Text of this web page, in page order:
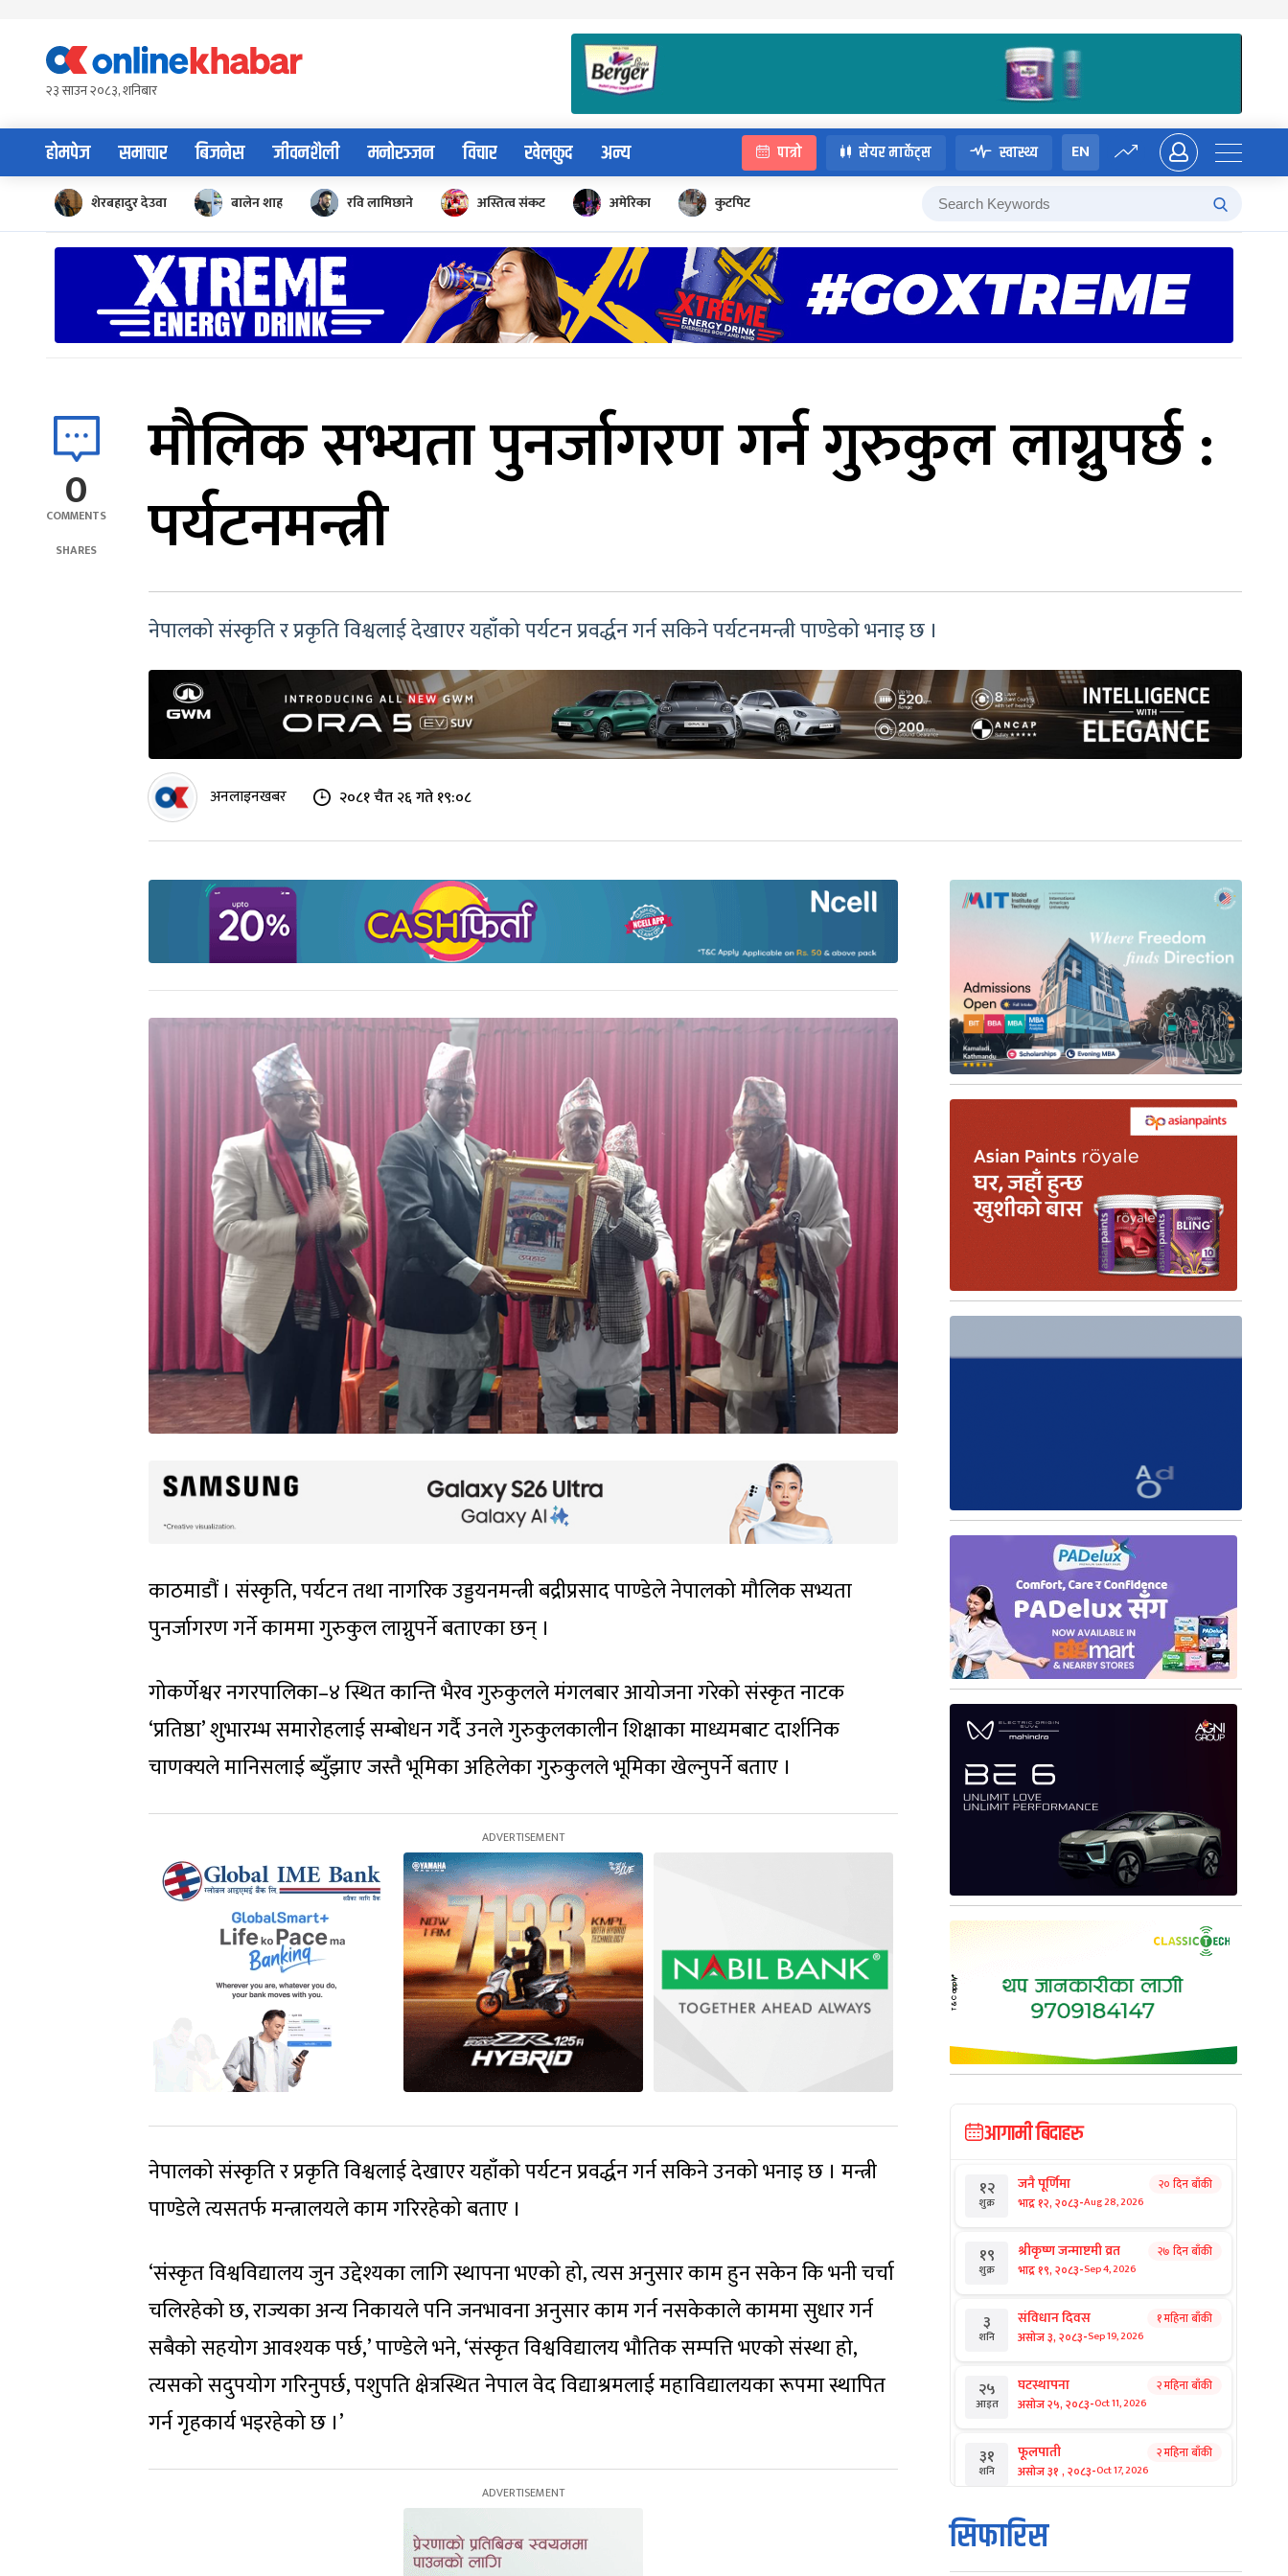
content२३ साउन २०८३, शनिबार
होमपेज समाचार बिजनेस जीवनशैली मनोरञ्जन विचार खेलकुद अन्य पात्रो सेयर मार्केट्स स्वास्थ्य EN
शेरबहादुर देउवा बालेन शाह रवि लामिछाने अस्तित्व संकट अमेरिका कुटपिट
0
COMMENTS
SHARES
मौलिक सभ्यता पुनर्जागरण गर्न गुरुकुल लाग्नुपर्छ :
पर्यटनमन्त्री
नेपालको संस्कृति र प्रकृति विश्वलाई देखाएर यहाँको पर्यटन प्रवर्द्धन गर्न सकिने पर्यटनमन्त्री पाण्डेको भनाइ छ ।
अनलाइनखबर २०८१ चैत २६ गते १९:०८
काठमाडौं । संस्कृति, पर्यटन तथा नागरिक उड्डयनमन्त्री बद्रीप्रसाद पाण्डेले नेपालको मौलिक सभ्यता
पुनर्जागरण गर्ने काममा गुरुकुल लाग्नुपर्ने बताएका छन् ।
गोकर्णेश्वर नगरपालिका–४ स्थित कान्ति भैरव गुरुकुलले मंगलबार आयोजना गरेको संस्कृत नाटक
‘प्रतिष्ठा’ शुभारम्भ समारोहलाई सम्बोधन गर्दै उनले गुरुकुलकालीन शिक्षाका माध्यमबाट दार्शनिक
चाणक्यले मानिसलाई ब्युँझाए जस्तै भूमिका अहिलेका गुरुकुलले भूमिका खेल्नुपर्ने बताए ।
नेपालको संस्कृति र प्रकृति विश्वलाई देखाएर यहाँको पर्यटन प्रवर्द्धन गर्न सकिने उनको भनाइ छ । मन्त्री
पाण्डेले त्यसतर्फ मन्त्रालयले काम गरिरहेको बताए ।
‘संस्कृत विश्वविद्यालय जुन उद्देश्यका लागि स्थापना भएको हो, त्यस अनुसार काम हुन सकेन कि भनी चर्चा
चलिरहेको छ, राज्यका अन्य निकायले पनि जनभावना अनुसार काम गर्न नसकेकाले काममा सुधार गर्न
सबैको सहयोग आवश्यक पर्छ,’ पाण्डेले भने, ‘संस्कृत विश्वविद्यालय भौतिक सम्पत्ति भएको संस्था हो,
त्यसको सदुपयोग गरिनुपर्छ, पशुपति क्षेत्रस्थित नेपाल वेद विद्याश्रमलाई महाविद्यालयका रूपमा स्थापित
गर्न गृहकार्य भइरहेको छ ।’
आगामी बिदाहरु
१२
शुक्र
जनै पूर्णिमा
भाद्र १२, २०८३-Aug 28, 2026
२० दिन बाँकी
१९
शुक्र
श्रीकृष्ण जन्माष्टमी व्रत
भाद्र १९, २०८३-Sep 4, 2026
२७ दिन बाँकी
३
शनि
संविधान दिवस
असोज ३, २०८३-Sep 19, 2026
१ महिना बाँकी
२५
आइत
घटस्थापना
असोज २५, २०८३-Oct 11, 2026
२ महिना बाँकी
३१
शनि
फूलपाती
असोज ३१ , २०८३-Oct 17, 2026
२ महिना बाँकी
१
आइत
कार्तिक सङ्क्रान्ति
कार्तिक १, २०८३
सिफारिस